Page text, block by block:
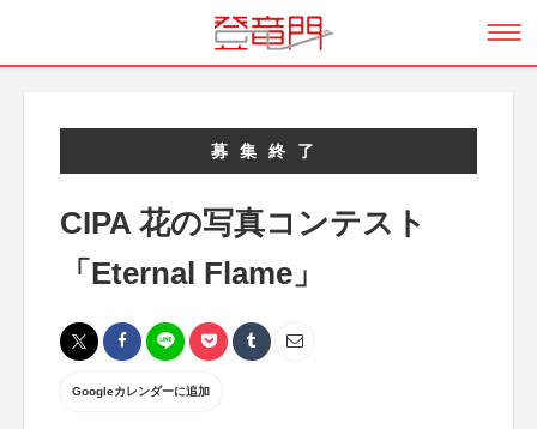
募集終了
CIPA 花の写真コンテスト
「Eternal Flame」
Googleカレンダーに追加